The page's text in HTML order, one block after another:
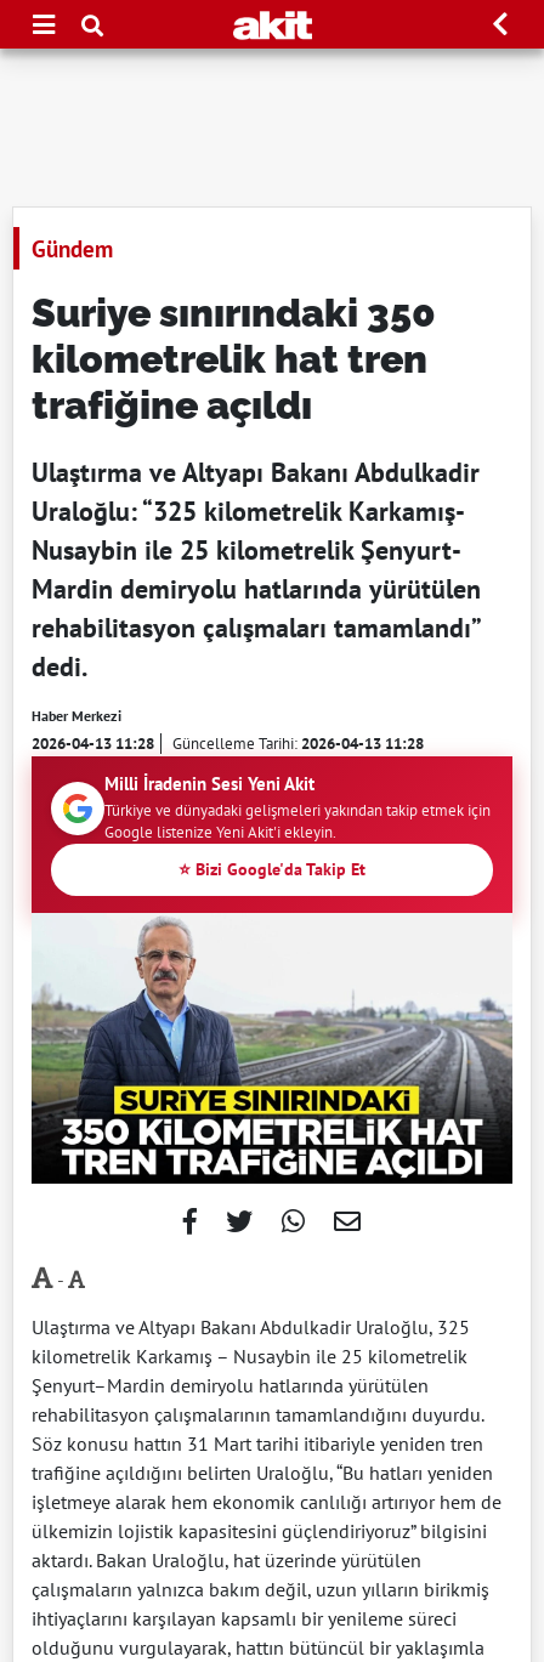
Gündem
Suriye sınırındaki 350
kilometrelik hat tren
trafiğine açıldı
Ulaştırma ve Altyapı Bakanı Abdulkadir
Uraloğlu: “325 kilometrelik Karkamış-
Nusaybin ile 25 kilometrelik Şenyurt-
Mardin demiryolu hatlarında yürütülen
rehabilitasyon çalışmaları tamamlandı”
dedi.
Haber Merkezi
2026-04-13 11:28 Güncelleme Tarihi:2026-04-13 11:28
Milli İradenin Sesi Yeni Akit
Türkiye ve dünyadaki gelişmeleri yakından takip etmek için
Google listenize Yeni Akit'i ekleyin.
⭐ Bizi Google'da Takip Et
-
Ulaştırma ve Altyapı Bakanı Abdulkadir Uraloğlu, 325
kilometrelik Karkamış – Nusaybin ile 25 kilometrelik
Şenyurt–Mardin demiryolu hatlarında yürütülen
rehabilitasyon çalışmalarının tamamlandığını duyurdu.
Söz konusu hattın 31 Mart tarihi itibariyle yeniden tren
trafiğine açıldığını belirten Uraloğlu, “Bu hatları yeniden
işletmeye alarak hem ekonomik canlılığı artırıyor hem de
ülkemizin lojistik kapasitesini güçlendiriyoruz” bilgisini
aktardı. Bakan Uraloğlu, hat üzerinde yürütülen
çalışmaların yalnızca bakım değil, uzun yılların birikmiş
ihtiyaçlarını karşılayan kapsamlı bir yenileme süreci
olduğunu vurgulayarak, hattın bütüncül bir yaklaşımla